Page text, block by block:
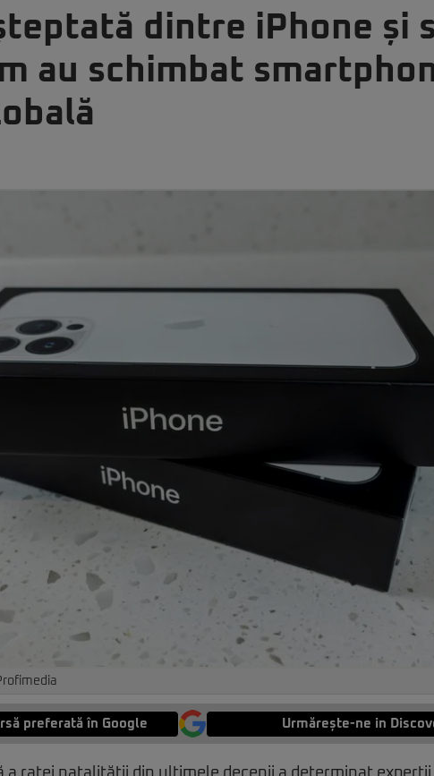
dintre iPhone și
au schimbat
preferată în Google Urmărește-ne in